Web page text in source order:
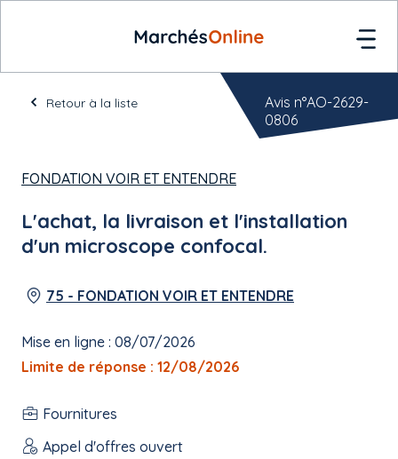
Retour à la liste
FONDATION VOIR ET ENTENDRE
L'achat, la livraison et l'installation
d'un microscope confocal.
75 - FONDATION VOIR ET ENTENDRE
Mise en ligne : 08/07/2026
Limite de réponse : 12/08/2026
Fournitures
Appel d'offres ouvert
Avis n°AO-2629-
0806